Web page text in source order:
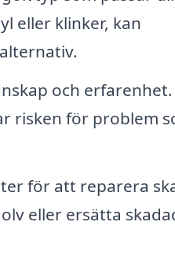
eller klinker, kan
och erfarenhet.
risken för problem
för att reparera
eller ersätta